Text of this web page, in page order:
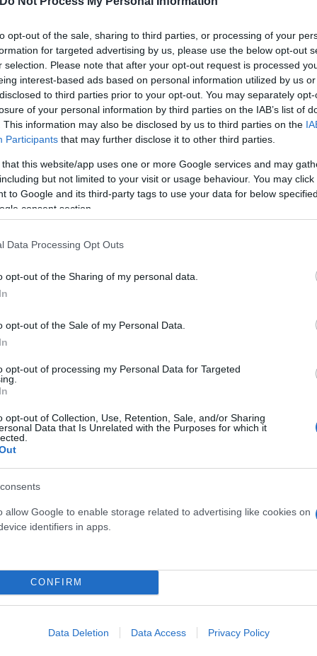
opt-out of the sale, sharing to third parties, or processing of your
for targeted advertising by us, please use the below opt-out
selection. Please note that after your opt-out request is processed
interest-based ads based on personal information utilized by us
to third parties prior to your opt-out. You may separately
of your personal information by third parties on the IAB’s list of
This information may also be disclosed by us to third parties on the
Participants that may further disclose it to other third parties.
that this website/app uses one or more Google services and may
but not limited to your visit or usage behaviour. You may
to Google and its third-party tags to use your data for below
consent section.
Data Processing Opt Outs
opt-out of the Sharing of my personal data.
opt-out of the Sale of my Personal Data.
opt-out of processing my Personal Data for Targeted
opt-out of Collection, Use, Retention, Sale, and/or Sharing
Data that Is Unrelated with the Purposes for which it
allow Google to enable storage related to advertising like cookies on
identifiers in apps.
CONFIRM
Data Deletion Data Access Privacy Policy
γκολ. Ειδικά δε στο Champions League η
νίκη κόντρα στην Παρί Σεν Ζερμέν (4-1)
φέτος κόντρα στην Παρί (2-0) για την πρεμιέρα
παιχνίδι της στα δεδομένα του εκάστοτε
παρότι δεν αποτυπώνεται στιςστοιχηματικές
οι ομάδες δεν θέλουν να χάσουν, ενώ η
χρειαστεί κομμάτι της επιθετικότητας της. Οι
βλέπουμε πολλά γκολ στην αναμέτρηση. Το